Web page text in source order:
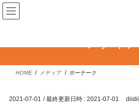
コ
ン
ツ
ス
ナ
ビ
シ
ン
メディア
HOME メディア ポーテーク
2021-07-01 / 最終更新日時 : 2021-07-01 diidii